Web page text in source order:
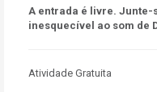
A entrada é livre. Junte-
inesquecível ao som de
Atividade Gratuita